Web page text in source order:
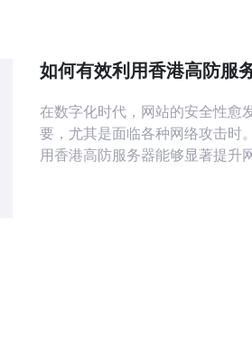
RTBH/FlowSpec规则、以及组合
与多运营商冗余。为降低风险并
如何有效利用香港高防服
在数字化时代，网站的安全性愈
要，尤其是面临各种网络攻击时
用香港高防服务器能够显著提升